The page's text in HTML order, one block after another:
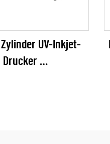
Zylinder UV-Inkjet-
Drucker